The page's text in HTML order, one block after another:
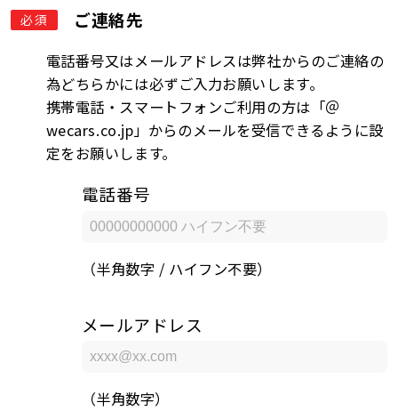
必須 ご連絡先
電話番号又はメールアドレスは弊社からのご連絡の
為どちらかには必ずご入力お願いします。
携帯電話・スマートフォンご利用の方は「＠
wecars.co.jp」からのメールを受信できるように設
定をお願いします。
電話番号
（半角数字 / ハイフン不要）
メールアドレス
（半角数字）